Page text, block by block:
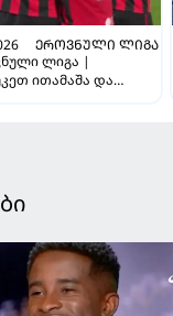
ᲔᲠᲝᲕᲜᲣᲚᲘ ᲚᲘᲒᲐ
ლიგა |
ითამაშა და